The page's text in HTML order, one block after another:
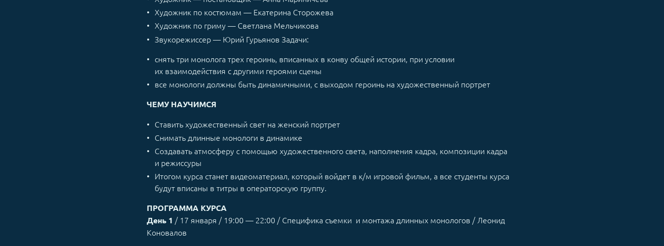
Художник по костюмам — Екатерина Сторожева
Художник по гриму — Светлана Мельчикова
Звукорежиссер — Юрий Гурьянов Задачи:
снять три монолога трех героинь, вписанных в конву общей истории, при условии
их взаимодействия с другими героями сцены
все монологи должны быть динамичными, с выходом героинь на художественный портрет
ЧЕМУ НАУЧИМСЯ
Ставить художественный свет на женский портрет
Снимать длинные монологи в динамике
Создавать атмосферу с помощью художественного света, наполнения кадра, композиции кадра
и режиссуры
Итогом курса станет видеоматериал, который войдет в к/м игровой фильм, а все студенты курса
будут вписаны в титры в операторскую группу.
ПРОГРАММА КУРСА
День 1 / 17 января / 19:00 — 22:00 / Специфика съемки и монтажа длинных монологов / Леонид
Коновалов